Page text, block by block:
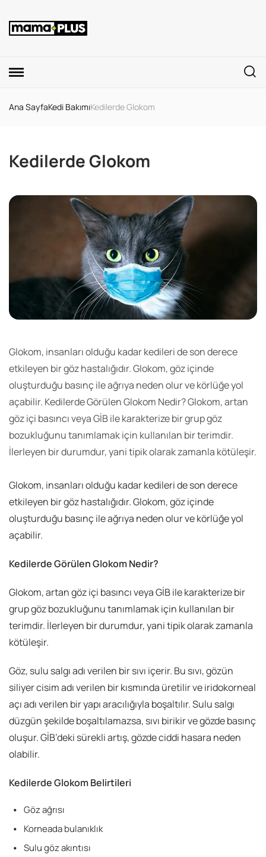
Ana SayfaKedi BakımıKedilerde Glokom
Kedilerde Glokom
Glokom, insanları olduğu kadar kedileri de son derece
etkileyen bir göz hastalığıdır. Glokom, göz içinde
oluşturduğu basınç ile ağrıya neden olur ve körlüğe yol
açabilir. Kedilerde Görülen Glokom Nedir? Glokom, artan
göz içi basıncı veya GİB ile karakterize bir grup göz
bozukluğunu tanımlamak için kullanılan bir terimdir.
İlerleyen bir durumdur, yani tipik olarak zamanla kötüleşir.
Glokom, insanları olduğu kadar kedileri de son derece
etkileyen bir göz hastalığıdır. Glokom, göz içinde
oluşturduğu basınç ile ağrıya neden olur ve körlüğe yol
açabilir.
Kedilerde Görülen Glokom Nedir?
Glokom, artan göz içi basıncı veya GİB ile karakterize bir
grup göz bozukluğunu tanımlamak için kullanılan bir
terimdir. İlerleyen bir durumdur, yani tipik olarak zamanla
kötüleşir.
Göz, sulu salgı adı verilen bir sıvı içerir. Bu sıvı, gözün
siliyer cisim adı verilen bir kısmında üretilir ve iridokorneal
açı adı verilen bir yapı aracılığıyla boşaltılır. Sulu salgı
düzgün şekilde boşaltılamazsa, sıvı birikir ve gözde basınç
oluşur. GİB’deki sürekli artış, gözde ciddi hasara neden
olabilir.
Kedilerde Glokom Belirtileri
Göz ağrısı
Korneada bulanıklık
Sulu göz akıntısı